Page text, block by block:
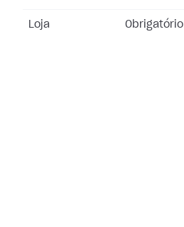
Loja Obrigatório